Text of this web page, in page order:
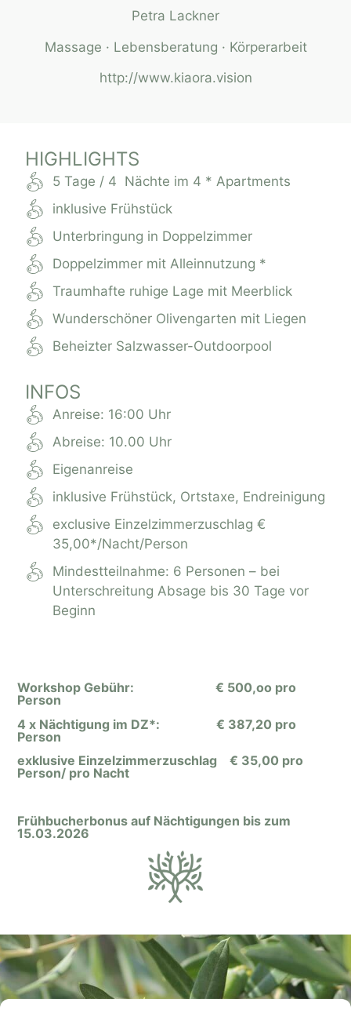
Petra Lackner
Massage · Lebensberatung · Körperarbeit
http://www.kiaora.vision
HIGHLIGHTS
5 Tage / 4 Nächte im 4 * Apartments
inklusive Frühstück
Unterbringung in Doppelzimmer
Doppelzimmer mit Alleinnutzung *
Traumhafte ruhige Lage mit Meerblick
Wunderschöner Olivengarten mit Liegen
Beheizter Salzwasser-Outdoorpool
INFOS
Anreise: 16:00 Uhr
Abreise: 10.00 Uhr
Eigenanreise
inklusive Frühstück, Ortstaxe, Endreinigung
exclusive Einzelzimmerzuschlag €
35,00*/Nacht/Person
Mindestteilnahme: 6 Personen – bei
Unterschreitung Absage bis 30 Tage vor
Beginn
Workshop Gebühr: € 500,oo pro
Person
4 x Nächtigung im DZ*: € 387,20 pro
Person
exklusive Einzelzimmerzuschlag € 35,00 pro
Person/ pro Nacht
Frühbucherbonus auf Nächtigungen bis zum
15.03.2026